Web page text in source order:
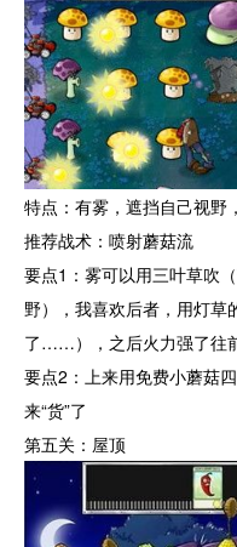
特点：有雾，遮挡自己视野
推荐战术：喷射蘑菇流
要点1：雾可以用三叶草吹
野），我喜欢后者，用灯草
了……），之后火力强了往
要点2：上来用免费小蘑菇
来“货”了
第五关：屋顶